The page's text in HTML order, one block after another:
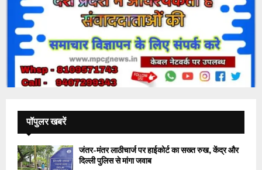
पॉपुलर खबरें
जंतर-मंतर लाठीचार्ज पर हाईकोर्ट का सख्त रुख, केंद्र और
दिल्ली पुलिस से मांगा जवाब